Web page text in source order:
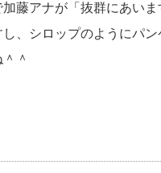
藤アナが「抜群にあい
、シロップのようにパ
＾